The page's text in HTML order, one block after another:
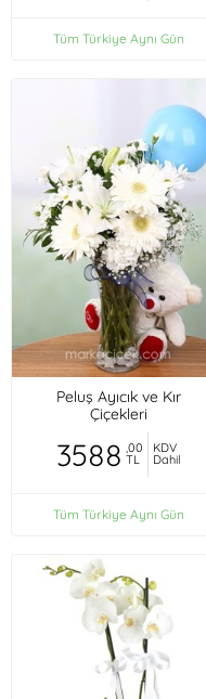
Tüm Türkiye Aynı Gün
Peluş Ayıcık ve Kır
Çiçekleri
3588 ,00
TL
KDV
Dahil
Tüm Türkiye Aynı Gün